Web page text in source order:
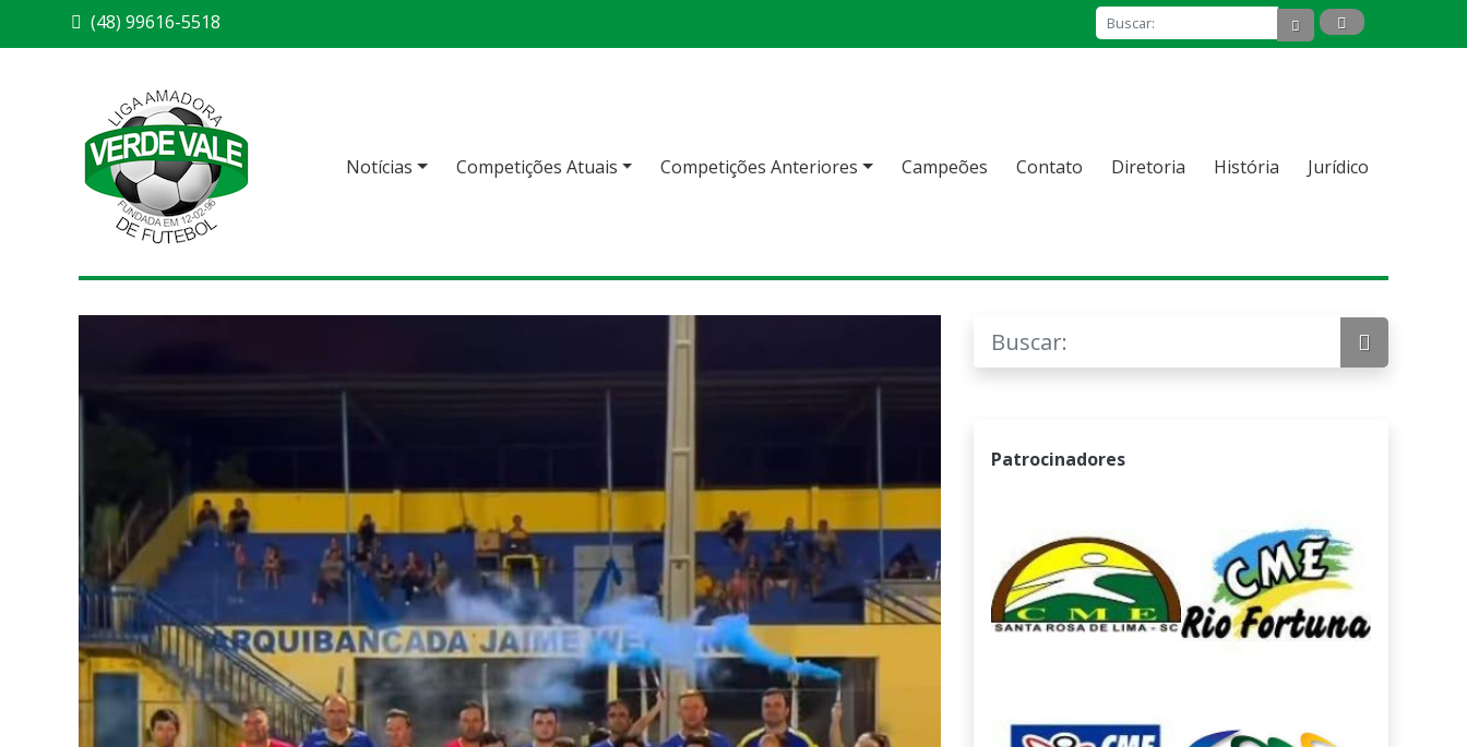
(48) 99616-5518
Notícias Competições Atuais Competições Anteriores Campeões Contato Diretoria História Jurídico
Patrocinadores